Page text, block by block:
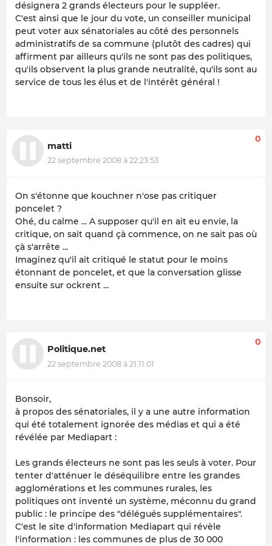
désignera 2 grands électeurs pour le suppléer.
C'est ainsi que le jour du vote, un conseiller municipal
peut voter aux sénatoriales au côté des personnels
administratifs de sa commune (plutôt des cadres) qui
affirment par ailleurs qu'ils ne sont pas des politiques,
qu'ils observent la plus grande neutralité, qu'ils sont au
service de tous les élus et de l'intérêt général !
matti
22 septembre 2008 à 22:23:53
0
On s'étonne que kouchner n'ose pas critiquer
poncelet ?
Ohé, du calme ... A supposer qu'il en ait eu envie, la
critique, on sait quand çà commence, on ne sait pas où
çà s'arrête ...
Imaginez qu'il ait critiqué le statut pour le moins
étonnant de poncelet, et que la conversation glisse
ensuite sur ockrent ...
Politique.net
22 septembre 2008 à 21:11:01
0
Bonsoir,
à propos des sénatoriales, il y a une autre information
qui été totalement ignorée des médias et qui a été
révélée par Mediapart :
Les grands électeurs ne sont pas les seuls à voter. Pour
tenter d'atténuer le déséquilibre entre les grandes
agglomérations et les communes rurales, les
politiques ont inventé un système, méconnu du grand
public : le principe des "délégués supplémentaires".
C'est le site d'information Mediapart qui révèle
l'information : les communes de plus de 30 000